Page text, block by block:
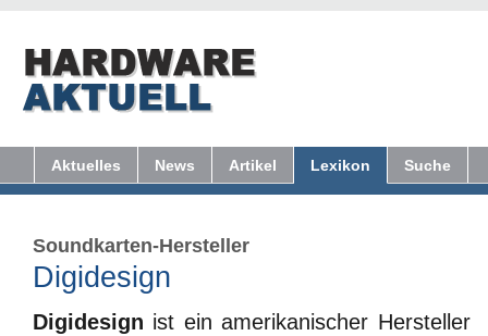
Aktuelles News Artikel Lexikon Suche
Soundkarten-Hersteller
Digidesign
Digidesign ist ein amerikanischer Hersteller